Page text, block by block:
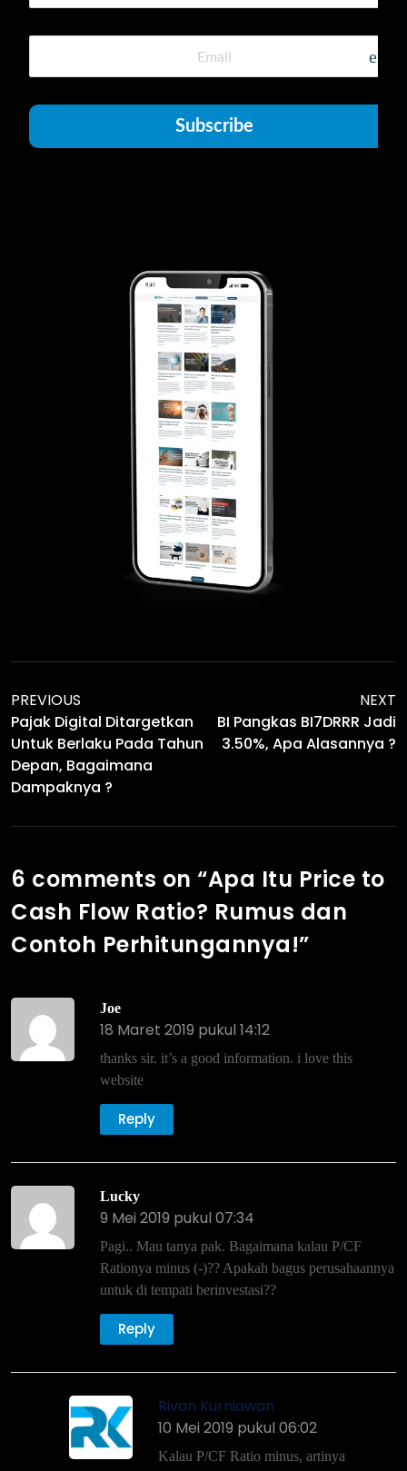
Subscribe
PREVIOUS
Pajak Digital Ditargetkan
Untuk Berlaku Pada Tahun
Depan, Bagaimana
Dampaknya ?
NEXT
BI Pangkas BI7DRRR Jadi
3.50%, Apa Alasannya ?
6 comments on “Apa Itu Price to
Cash Flow Ratio? Rumus dan
Contoh Perhitungannya!”
Joe
18 Maret 2019 pukul 14:12
thanks sir. it’s a good information. i love this
website
Reply
Lucky
9 Mei 2019 pukul 07:34
Pagi.. Mau tanya pak. Bagaimana kalau P/CF
Rationya minus (-)?? Apakah bagus perusahaannya
untuk di tempati berinvestasi??
Reply
Rivan Kurniawan
10 Mei 2019 pukul 06:02
Kalau P/CF Ratio minus, artinya